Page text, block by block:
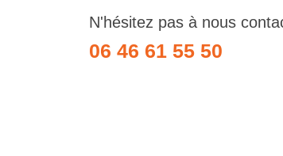
N'hésitez pas à nous
06 46 61 55 50